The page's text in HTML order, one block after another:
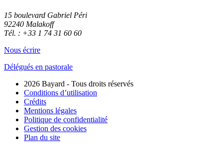
15 boulevard Gabriel Péri
92240 Malakoff
Tél. : +33 1 74 31 60 60
Nous écrire
Délégués en pastorale
2026 Bayard - Tous droits réservés
Conditions d’utilisation
Crédits
Mentions légales
Politique de confidentialité
Gestion des cookies
Plan du site